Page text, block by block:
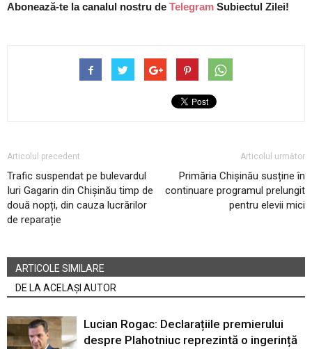
Abonează-te la canalul nostru de Telegram Subiectul Zilei!
Articolul precedent
Trafic suspendat pe bulevardul
Iuri Gagarin din Chișinău timp de
două nopți, din cauza lucrărilor
de reparație
Articolul următor
Primăria Chișinău susține în
continuare programul prelungit
pentru elevii mici
ARTICOLE SIMILARE
DE LA ACELAȘI AUTOR
Lucian Rogac: Declarațiile premierului
despre Plahotniuc reprezintă o ingerință